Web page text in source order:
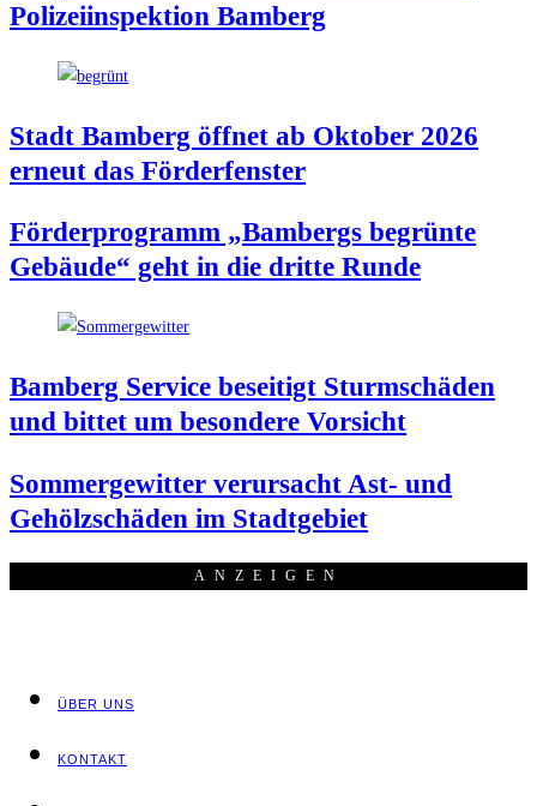
Poli­zei­in­spek­ti­on Bamberg
Stadt Bam­berg öff­net ab Okto­ber 2026
erneut das Förderfenster
För­der­pro­gramm „Bam­bergs begrün­te
Gebäu­de“ geht in die drit­te Runde
Bam­berg Ser­vice besei­tigt Sturm­schä­den
und bit­tet um beson­de­re Vorsicht
Som­mer­ge­wit­ter ver­ur­sacht Ast- und
Gehölz­schä­den im Stadtgebiet
ANZEI­GEN
ÜBER UNS
KON­TAKT